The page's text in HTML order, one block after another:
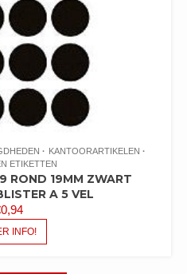
KANTOORARTIKELEN
ETIKETTEN
ROND 19MM ZWART
A 5 VEL
0,94
INFO!